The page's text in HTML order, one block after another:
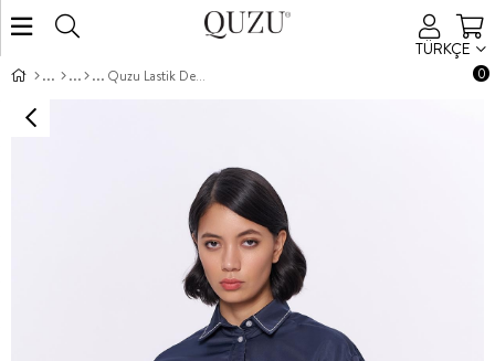
TÜRKÇE
0
Quzu Lastik Detaylı Gömlek Lacivert